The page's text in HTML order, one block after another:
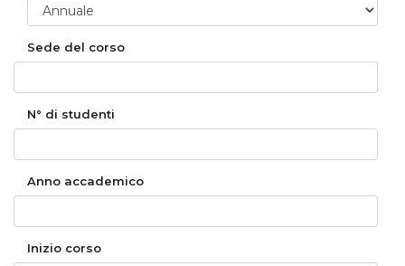
Sede del corso
N° di studenti
Anno accademico
Inizio corso